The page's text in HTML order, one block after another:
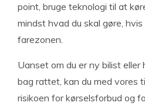
point, bruge teknologi til at
mindst hvad du skal gøre,
farezonen.
Uanset om du er ny bilist eller
bag rattet, kan du med vores
risikoen for kørselsforbud og